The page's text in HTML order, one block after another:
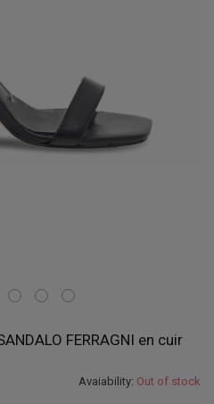
FERRAGNI en cuir
Avaiability: Out of stock